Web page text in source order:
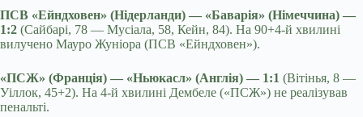
ПСВ «Ейндховен» (Нідерланди) — «Баварія» (Німеччина) —
1:2 (Сайбарі, 78 — Мусіала, 58, Кейн, 84). На 90+4-й хвилині
вилучено Мауро Жуніора (ПСВ «Ейндховен»).
«ПСЖ» (Франція) — «Ньюкасл» (Англія) — 1:1 (Вітінья, 8 —
Уіллок, 45+2). На 4-й хвилині Дембеле («ПСЖ») не реалізував
пенальті.